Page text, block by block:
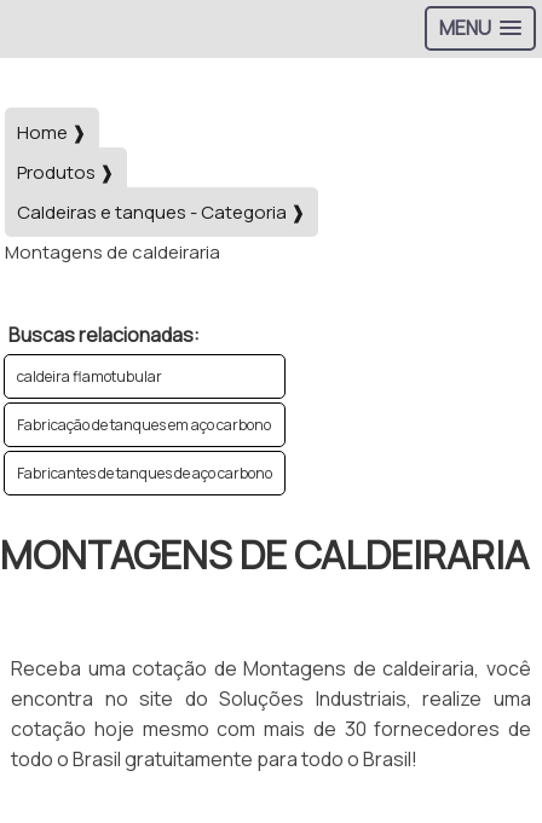
MENU
Home ❱
Produtos ❱
Caldeiras e tanques - Categoria ❱
Montagens de caldeiraria
Buscas relacionadas:
caldeira flamotubular
Fabricação de tanques em aço carbono
Fabricantes de tanques de aço carbono
MONTAGENS DE CALDEIRARIA
Receba uma cotação de Montagens de caldeiraria, você
encontra no site do Soluções Industriais, realize uma
cotação hoje mesmo com mais de 30 fornecedores de
todo o Brasil gratuitamente para todo o Brasil!